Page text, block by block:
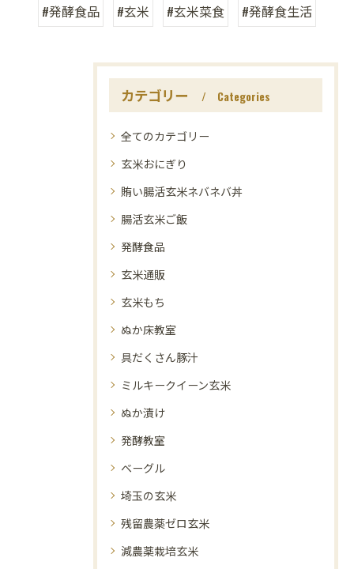
#発酵食品 #玄米 #玄米菜食 #発酵食生活
カテゴリー Categories
全てのカテゴリー
玄米おにぎり
賄い腸活玄米ネバネバ丼
腸活玄米ご飯
発酵食品
玄米通販
玄米もち
ぬか床教室
具だくさん豚汁
ミルキークイーン玄米
ぬか漬け
発酵教室
ベーグル
埼玉の玄米
残留農薬ゼロ玄米
減農薬栽培玄米